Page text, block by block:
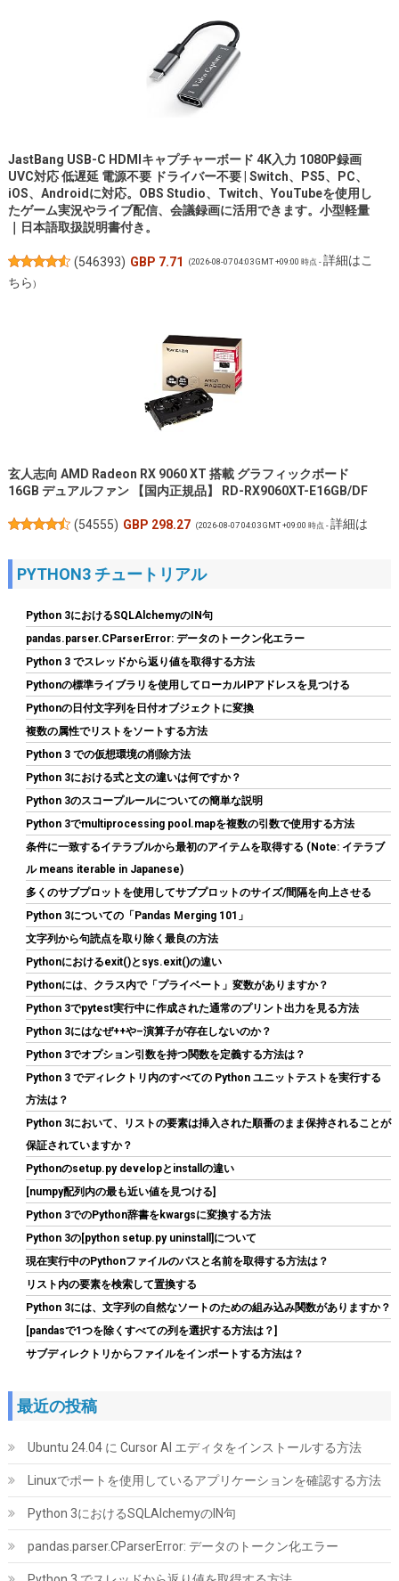
JastBang USB-C HDMIキャプチャーボード 4K入力 1080P録画
UVC対応 低遅延 電源不要 ドライバー不要 | Switch、PS5、PC、
iOS、Androidに対応。OBS Studio、Twitch、YouTubeを使用し
たゲーム実況やライブ配信、会議録画に活用できます。小型軽量
｜日本語取扱説明書付き。
(546393) GBP 7.71 (2026-08-07 04:03 GMT +09:00 時点 -詳細はこ
ちら)
玄人志向 AMD Radeon RX 9060 XT 搭載 グラフィックボード
16GB デュアルファン 【国内正規品】 RD-RX9060XT-E16GB/DF
(54555) GBP 298.27 (2026-08-07 04:03 GMT +09:00 時点 -詳細は
【整備済み品】 Earth Dreams内蔵 HDD 2TB 3.5インチ デスクト
ップPC 増設・データバックアップ用 ハードディスク 保証1年
(538575) GBP 45.19 (2026-08-07 04:03 GMT +09:00 時点 -詳細は
こちら)
シー・エフ・デー販売 CFD販売 CFD Standard デスクトップ用 メ
モリ DDR4 3200 (PC4-25600) 16GB×2枚 288pin DIMM 相性保証
W4U3200CS-16G
(5421031) GBP 158.18 (2026-08-07 04:03 GMT +09:00 時点 -詳細
はこちら
Seagate IronWolf 内蔵HDD 4TB NAS用 ST4000VN006/EC
(545160) GBP 111.07 (2026-08-07 04:03 GMT +09:00 時点 -詳細は
こちら)
ST8000DM004
( 5424022 GBP 192.80 (2026-08-07 04:03 GMT +09:00 時点 -
PYTHON3 チュートリアル
Python 3におけるSQLAlchemyのIN句
pandas.parser.CParserError: データのトークン化エラー
Python 3 でスレッドから返り値を取得する方法
Pythonの標準ライブラリを使用してローカルIPアドレスを見つける
Pythonの日付文字列を日付オブジェクトに変換
複数の属性でリストをソートする方法
Python 3 での仮想環境の削除方法
Python 3における式と文の違いは何ですか？
Python 3のスコープルールについての簡単な説明
Python 3でmultiprocessing pool.mapを複数の引数で使用する方法
条件に一致するイテラブルから最初のアイテムを取得する (Note: イテラブ
ル means iterable in Japanese)
多くのサブプロットを使用してサブプロットのサイズ/間隔を向上させる
Python 3についての「Pandas Merging 101」
文字列から句読点を取り除く最良の方法
Pythonにおけるexit()とsys.exit()の違い
Pythonには、クラス内で「プライベート」変数がありますか？
Python 3でpytest実行中に作成された通常のプリント出力を見る方法
Python 3にはなぜ++や–演算子が存在しないのか？
Python 3でオプション引数を持つ関数を定義する方法は？
Python 3 でディレクトリ内のすべての Python ユニットテストを実行する
方法は？
Python 3において、リストの要素は挿入された順番のまま保持されることが
保証されていますか？
Pythonのsetup.py developとinstallの違い
[numpy配列内の最も近い値を見つける]
Python 3でのPython辞書をkwargsに変換する方法
Python 3の[python setup.py uninstall]について
現在実行中のPythonファイルのパスと名前を取得する方法は？
リスト内の要素を検索して置換する
Python 3には、文字列の自然なソートのための組み込み関数がありますか？
[pandasで1つを除くすべての列を選択する方法は？]
サブディレクトリからファイルをインポートする方法は？
最近の投稿
Ubuntu 24.04 に Cursor AI エディタをインストールする方法
Linuxでポートを使用しているアプリケーションを確認する方法
Python 3におけるSQLAlchemyのIN句
pandas.parser.CParserError: データのトークン化エラー